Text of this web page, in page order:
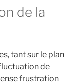
de la
tant sur le plan
de
frustration